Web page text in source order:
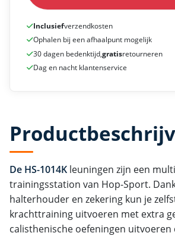
Inclusiefverzendkosten
Ophalen bij een afhaalpunt mogelijk
30 dagen bedenktijd,gratisretourneren
Dag en nacht klantenservice
De HS-1014K leuningen zijn een
trainingsstation van Hop-Sport.
halterhouder en zekering kun je
krachttraining uitvoeren met extra
calisthenische oefeningen uitvoeren